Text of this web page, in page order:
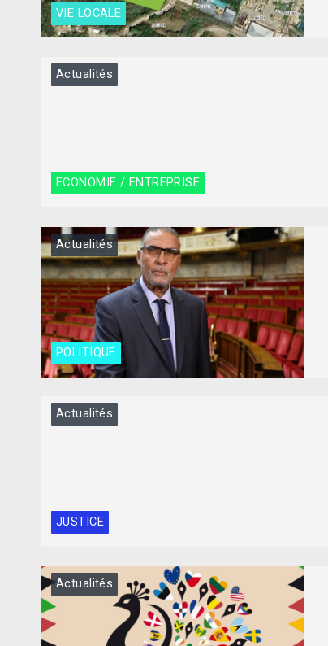
VIE LOCALE
ECONOMIE / ENTREPRISE
Actualités
POLITIQUE
Actualités
JUSTICE
Actualités
Actualités